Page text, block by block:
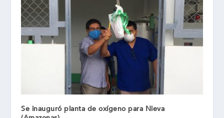
Se inauguró planta de oxígeno para Nieva